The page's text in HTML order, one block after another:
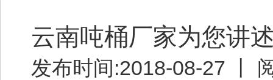
云南吨桶厂家为您讲
发布时间:2018-08-27 丨